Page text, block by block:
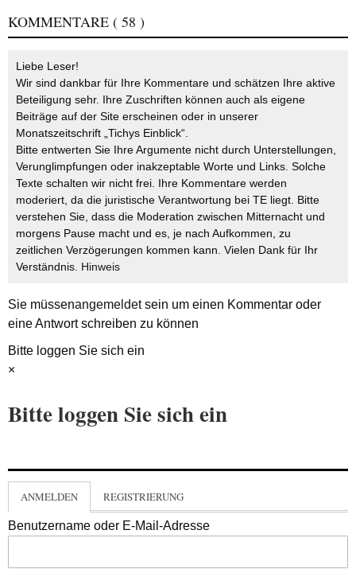
KOMMENTARE ( 58 )
Liebe Leser!
Wir sind dankbar für Ihre Kommentare und schätzen Ihre aktive
Beteiligung sehr. Ihre Zuschriften können auch als eigene
Beiträge auf der Site erscheinen oder in unserer
Monatszeitschrift „Tichys Einblick“.
Bitte entwerten Sie Ihre Argumente nicht durch Unterstellungen,
Verunglimpfungen oder inakzeptable Worte und Links. Solche
Texte schalten wir nicht frei. Ihre Kommentare werden
moderiert, da die juristische Verantwortung bei TE liegt. Bitte
verstehen Sie, dass die Moderation zwischen Mitternacht und
morgens Pause macht und es, je nach Aufkommen, zu
zeitlichen Verzögerungen kommen kann. Vielen Dank für Ihr
Verständnis. Hinweis
Sie müssenangemeldetsein um einen Kommentar oder
eine Antwort schreiben zu können
Bitte loggen Sie sich ein
×
Bitte loggen Sie sich ein
ANMELDEN REGISTRIERUNG
Benutzername oder E-Mail-Adresse